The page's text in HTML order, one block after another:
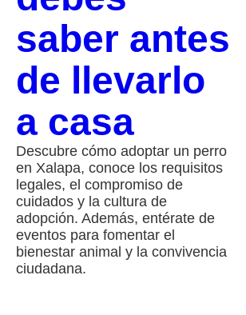
saber antes
de llevarlo
a casa
Descubre cómo adoptar un perro
en Xalapa, conoce los requisitos
legales, el compromiso de
cuidados y la cultura de
adopción. Además, entérate de
eventos para fomentar el
bienestar animal y la convivencia
ciudadana.